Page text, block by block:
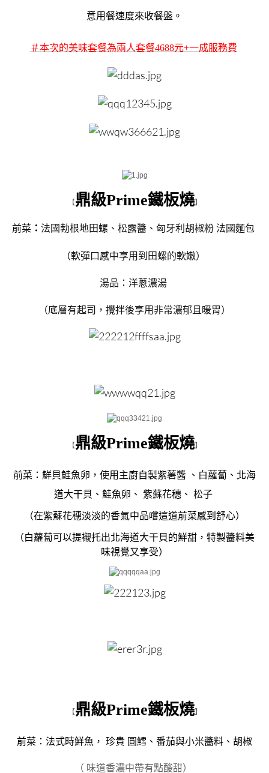
意用餐速度來收餐盤。
＃本次的美味套餐為兩人套餐4688元+一成服務費
【鼎級Prime鐵板燒】
前菜 ： 法國勃根地田螺、松露醬、匈牙利胡椒粉 法國麵包
（軟彈口感中享用到田螺的軟嫩）
湯品： 洋蔥濃湯
（底層有起司，攪拌後享用非常濃郁且暖胃）
【鼎級Prime鐵板燒】
前菜：鮮貝鮭魚卵，使用主廚自製紫薯醬 、白蘿蔔、北海
道大干貝、鮭魚卵、 紫蘇花穗、 松子
（在紫蘇花穗淡淡的香氣中品嚐這道前菜感到舒心）
（白蘿蔔可以提襯托出北海道大干貝的鮮甜，特製醬料美
味視覺又享受）
【鼎級Prime鐵板燒】
前菜：法式時鮮魚， 珍貴 圓鱈、番茄與小米醬料、胡椒
（ 味道香濃中帶有點酸甜）